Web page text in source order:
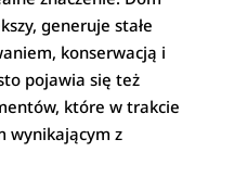
generuje stałe
konserwacją i
pojawia się też
które w trakcie
wynikającym z